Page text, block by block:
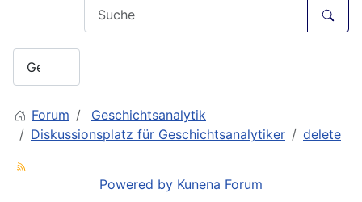
Forum
Geschichtsanalytik
Diskussionsplatz für Geschichtsanalytiker
delete
Powered by Kunena Forum